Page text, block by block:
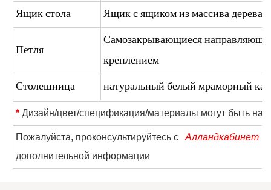
Ящик стола Ящик с ящиком из массива дерева
Петля
Самозакрывающиеся
креплением
Столешница
натуральный белый мраморный
* Дизайн/цвет/спецификация/материалы могут быть
Пожалуйста, проконсультируйтесь с Алландкабинет
дополнительной информации